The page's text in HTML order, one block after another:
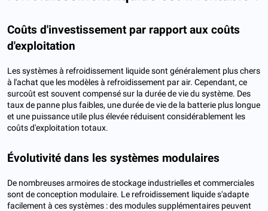
Coûts d'investissement par rapport aux coûts
d'exploitation
Les systèmes à refroidissement liquide sont généralement plus chers
à l'achat que les modèles à refroidissement par air. Cependant, ce
surcoût est souvent compensé sur la durée de vie du système. Des
taux de panne plus faibles, une durée de vie de la batterie plus longue
et une puissance utile plus élevée réduisent considérablement les
coûts d'exploitation totaux.
Évolutivité dans les systèmes modulaires
De nombreuses armoires de stockage industrielles et commerciales
sont de conception modulaire. Le refroidissement liquide s'adapte
facilement à ces systèmes : des modules supplémentaires peuvent